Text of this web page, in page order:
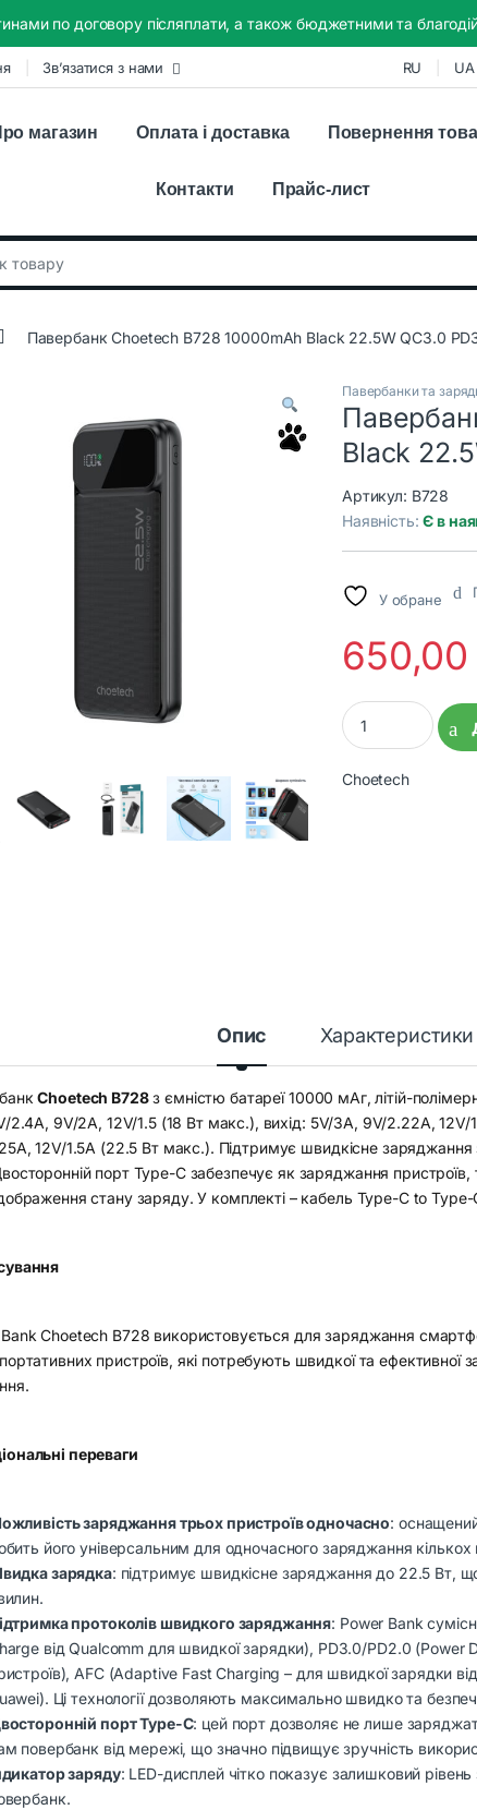
Зв’язатися з нами RU UA
магазин Оплата і доставка Повернення
Контакти Прайс-лист
Павербанк Choetech B728 10000mAh Black 22.5W QC3.0
Павербанки та
Black
Артикул: B728
Наявність:Є в
У обране
650,00
Павербанк
Choetech
Опис Характеристики
Choetech B728з ємністю батареї 10000 мАг, літій-
2.4A, 9V/2A, 12V/1.5 (18 Вт макс.), вихід: 5V/3A, 9V/2.22A,
12V/1.5A (22.5 Вт макс.). Підтримує швидкісне
порт Type-C забезпечує як заряджання
стану заряду. У комплекті – кабель Type-C to Type-
Choetech B728 використовується для заряджання
пристроїв, які потребують швидкої та ефективної
переваги
заряджання трьох пристроїв одночасно:
його універсальним для одночасного заряджання кількох
зарядка: підтримує швидкісне заряджання до 22.5 Вт,
протоколів швидкого заряджання: Power Bank
від Qualcomm для швидкої зарядки), PD3.0/PD2.0 (Power
AFC (Adaptive Fast Charging – для швидкої зарядки
Ці технології дозволяють максимально швидко та
порт Type-C: цей порт дозволяє не лише
повербанк від мережі, що значно підвищує зручність
заряду: LED-дисплей чітко показує залишковий
по договору післяплати, а також бюджетними та